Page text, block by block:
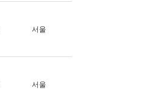
서울
서울